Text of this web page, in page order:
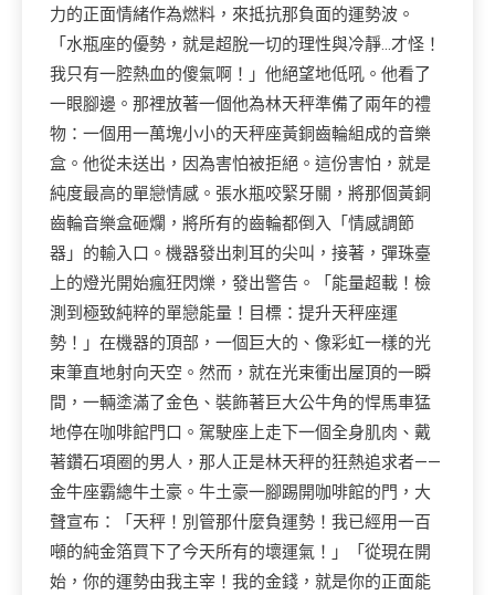
力的正面情緒作為燃料，來抵抗那負面的運勢波。
「水瓶座的優勢，就是超脫一切的理性與冷靜…才怪！
我只有一腔熱血的傻氣啊！」他絕望地低吼。他看了
一眼腳邊。那裡放著一個他為林天秤準備了兩年的禮
物：一個用一萬塊小小的天秤座黃銅齒輪組成的音樂
盒。他從未送出，因為害怕被拒絕。這份害怕，就是
純度最高的單戀情感。張水瓶咬緊牙關，將那個黃銅
齒輪音樂盒砸爛，將所有的齒輪都倒入「情感調節
器」的輸入口。機器發出刺耳的尖叫，接著，彈珠臺
上的燈光開始瘋狂閃爍，發出警告。「能量超載！檢
測到極致純粹的單戀能量！目標：提升天秤座運
勢！」在機器的頂部，一個巨大的、像彩虹一樣的光
束筆直地射向天空。然而，就在光束衝出屋頂的一瞬
間，一輛塗滿了金色、裝飾著巨大公牛角的悍馬車猛
地停在咖啡館門口。駕駛座上走下一個全身肌肉、戴
著鑽石項圈的男人，那人正是林天秤的狂熱追求者——
金牛座霸總牛土豪。牛土豪一腳踢開咖啡館的門，大
聲宣布：「天秤！別管那什麼負運勢！我已經用一百
噸的純金箔買下了今天所有的壞運氣！」「從現在開
始，你的運勢由我主宰！我的金錢，就是你的正面能